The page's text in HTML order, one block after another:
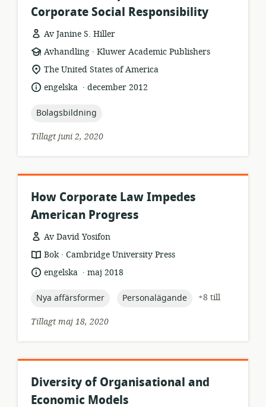
Corporate Social Responsibility
Av Janine S. Hiller
resursformat:
Avhandling .
utgivare:
Kluwer Academic Publishers
relevant
plats:
The United States of America
språk:engelska .
publiceringsdatum:
december 2012
topic:
Bolagsbildning
Tillagt juni 2, 2020
How Corporate Law Impedes
American Progress
Av David Yosifon
resursformat:
Bok .
utgivare:
Cambridge University Press
språk:engelska .
publiceringsdatum:
maj 2018
topic:
Nya affärsformer topic:
Personalägande
+8 till
Tillagt maj 18, 2020
Diversity of Organisational and
Economic Models